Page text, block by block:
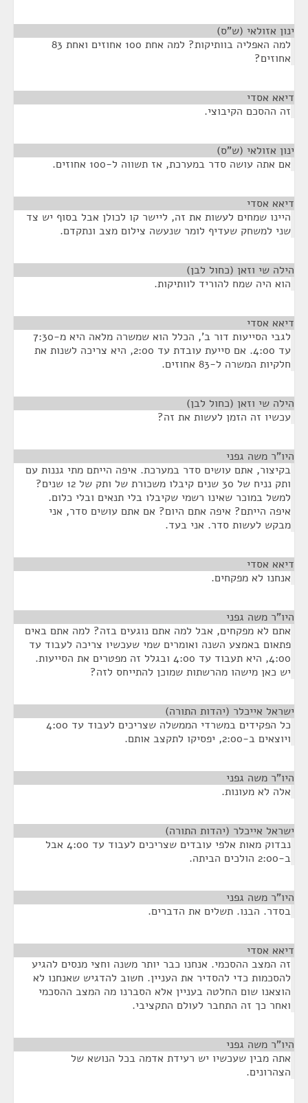
ינון אזולאי (ש"ס)
למה האפליה בוותיקות? למה אחת 100 אחוזים ואחת 83
אחוזים?
דיאא אסדי
זה ההסכם הקיבוצי.
ינון אזולאי (ש"ס)
אם אתה עושה סדר במערכת, אז תשווה ל-100 אחוזים.
דיאא אסדי
היינו שמחים לעשות את זה, ליישר קו לכולן אבל בסוף יש צד
שני למשחק שעדיף לומר שנעשה צילום מצב ונתקדם.
הילה שי וזאן (כחול לבן)
הוא היה שמח להוריד לוותיקות.
דיאא אסדי
לגבי הסייעות דור ב', הכלל הוא שמשרה מלאה היא מ-7:30
עד 4:00. אם סייעת עובדת עד 2:00, היא צריכה לשנות את
חלקיות המשרה ל-83 אחוזים.
הילה שי וזאן (כחול לבן)
עכשיו זה הזמן לעשות את זה?
היו"ר משה גפני
בקיצור, אתם עושים סדר במערכת. איפה הייתם מתי גננות עם
ותק נניח של 30 שנים קיבלו משכורת של ותק של 12 שנים?
למשל במוכר שאינו רשמי שקיבלו בלי תנאים ובלי כלום.
איפה הייתם? איפה אתם היום? אם אתם עושים סדר, אני
מבקש לעשות סדר. אני בעד.
דיאא אסדי
אנחנו לא מפקחים.
היו"ר משה גפני
אתם לא מפקחים, אבל למה אתם נוגעים בזה? למה אתם באים
פתאום באמצע השנה ואומרים שמי שעכשיו צריכה לעבוד עד
4:00, היא תעבוד עד 4:00 ובגלל זה מפטרים את הסייעות.
יש כאן מישהו מהרשתות שמוכן להתייחס לזה?
ישראל אייכלר (יהדות התורה)
כל הפקידים במשרדי הממשלה שצריכים לעבוד עד 4:00
ויוצאים ב-2:00, יפסיקו לתקצב אותם.
היו"ר משה גפני
אלה לא מעונות.
ישראל אייכלר (יהדות התורה)
נבדוק מאות אלפי עובדים שצריכים לעבוד עד 4:00 אבל
ב-2:00 הולכים הביתה.
היו"ר משה גפני
בסדר. הבנו. תשלים את הדברים.
דיאא אסדי
זה המצב ההסכמי. אנחנו כבר יותר משנה וחצי מנסים להגיע
להסכמות כדי להסדיר את העניין. חשוב להדגיש שאנחנו לא
הוצאנו שום החלטה בעניין אלא הסברנו מה המצב ההסכמי
ואחר כך זה התחבר לעולם התקציבי.
היו"ר משה גפני
אתה מבין שעכשיו יש רעידת אדמה בכל הנושא של
הצהרונים.